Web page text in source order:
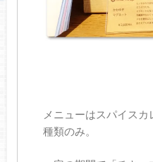
メニューはスパイス
種類のみ。